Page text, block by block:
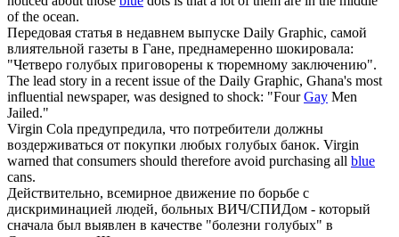
of the ocean.
Передовая статья в недавнем выпуске Daily Graphic, самой
влиятельной газеты в Гане, преднамеренно шокировала:
"Четверо голубых приговорены к тюремному заключению".
The lead story in a recent issue of the Daily Graphic, Ghana's most
influential newspaper, was designed to shock: "FourGay Men
Jailed."
Virgin Cola предупредила, что потребители должны
воздерживаться от покупки любых голубых банок. Virgin
warned that consumers should therefore avoid purchasing all blue
cans.
Действительно, всемирное движение по борьбе с
дискриминацией людей, больных ВИЧ/СПИДом - который
сначала был выявлен в качестве "болезни голубых" в